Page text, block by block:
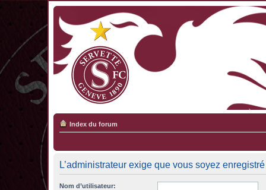
Index du forum
L’administrateur exige que vous soyez
Nom d’utilisateur: